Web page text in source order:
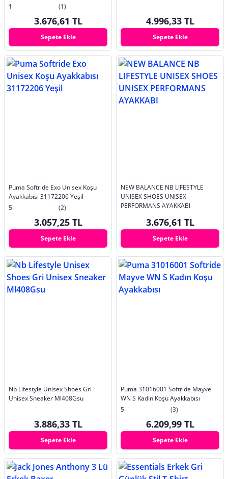
1
(1)
3.676,61 TL
Sepete Ekle
4.996,33 TL
Sepete Ekle
Puma Softride Exo Unisex Koşu
Ayakkabısı 31172206 Yeşil
5
(2)
3.057,25 TL
Sepete Ekle
NEW BALANCE NB LIFESTYLE
UNISEX SHOES UNISEX
PERFORMANS AYAKKABI
3.676,61 TL
Sepete Ekle
Nb Lifestyle Unisex Shoes Gri
Unisex Sneaker Ml408Gsu
3.886,33 TL
Sepete Ekle
Puma 31016001 Softride Mayve
WN S Kadın Koşu Ayakkabısı
5
(3)
6.209,99 TL
Sepete Ekle